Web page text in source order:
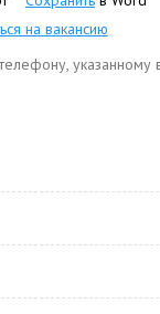
на вакансию